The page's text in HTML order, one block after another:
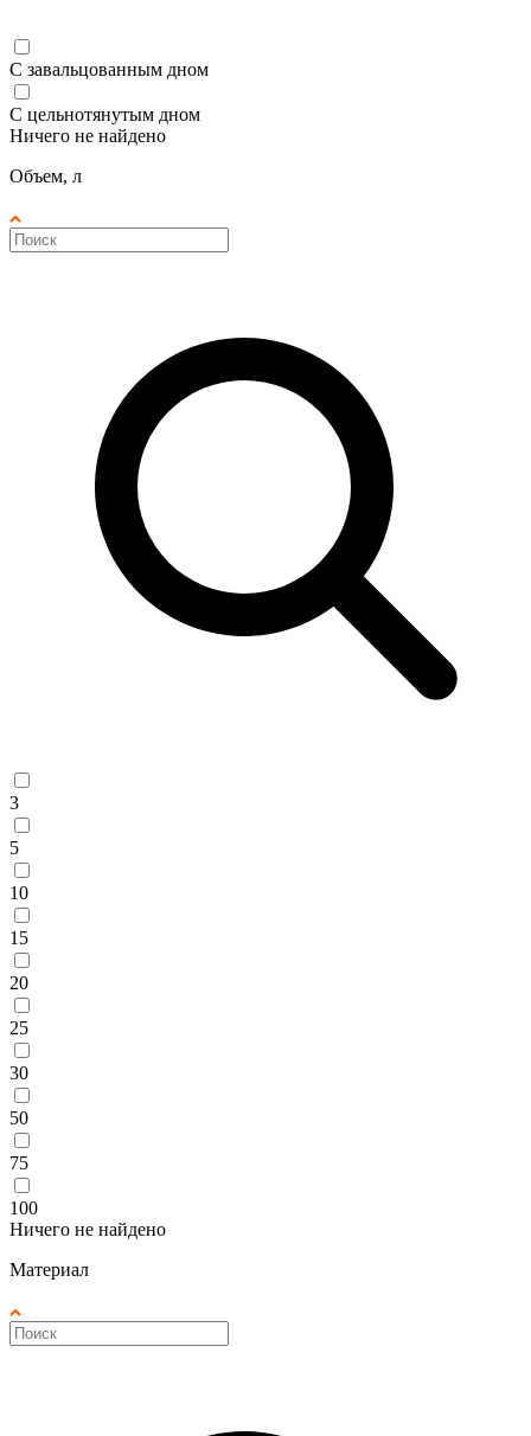
С завальцованным дном
С цельнотянутым дном
Ничего не найдено
Объем, л
3
5
10
15
20
25
30
50
75
100
Ничего не найдено
Материал